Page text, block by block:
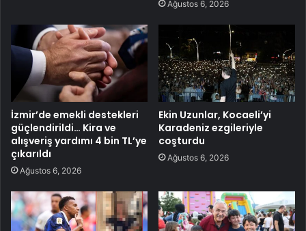
Ağustos 6, 2026
İzmir’de emekli destekleri
güçlendirildi… Kira ve
alışveriş yardımı 4 bin TL’ye
çıkarıldı
Ağustos 6, 2026
Ekin Uzunlar, Kocaeli’yi
Karadeniz ezgileriyle
coşturdu
Ağustos 6, 2026